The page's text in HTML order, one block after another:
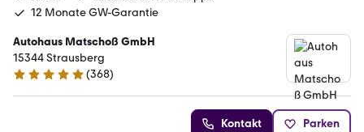
12 Monate GW-Garantie
Autohaus Matschoß GmbH
15344 Strausberg
4.9 Sterne
(368)
Kontakt Parken